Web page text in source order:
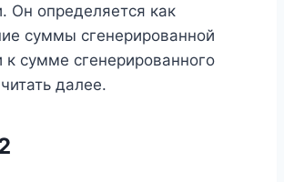
Он определяется как
суммы сгенерированной
к сумме сгенерированного
далее.